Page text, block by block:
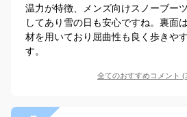
温力が特徴、メンズ向けスノーブー
してあり雪の日も安心ですね。裏面
材を用いており屈曲性も良く歩きや
す。
全てのおすすめコメント (